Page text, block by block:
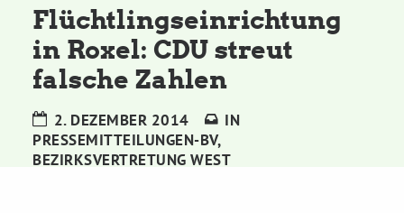
Grünes Zentrum
Personen
Sylvia Rietenberg, MdB
Flüchtlingseinrichtung
in Roxel: CDU streut
falsche Zahlen
2. DEZEMBER 2014
IN
PRESSEMITTEILUNGEN-BV,
BEZIRKSVERTRETUNG WEST